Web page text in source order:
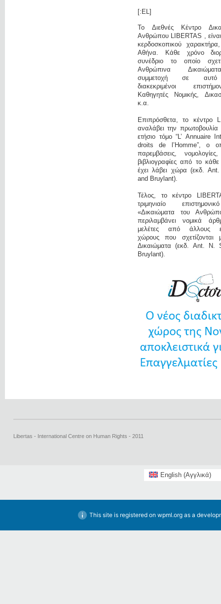
[:EL]
Το Διεθνές Κέντρο
Ανθρώπου LIBERTAS , είναι
κερδοσκοπικού
Αθήνα. Κάθε χρόνο
συνέδριο το οποίο
Ανθρώπινα
συμμετοχή σε αυτό
διακεκριμένοι
Καθηγητές Νομικής,
κ.α.
Επιπρόσθετα, το κέντρο
αναλάβει την πρωτοβουλία
ετήσιο τόμο “L’ Annuaire
droits de l’Homme”, ο
παρεμβάσεις,
βιβλιογραφίες από το
έχει λάβει χώρα (εκδ.
and Bruylant).
Τέλος, το κέντρο
τριμηνιαίο
«Δικαιώματα του
περιλαμβάνει νομικά
μελέτες από άλλους
χώρους που σχετίζονται
Δικαιώματα (εκδ. Ant. N.
Bruylant).
Libertas - International Centre on Human Rights - 2011
English(Αγγλικά)
This site is registered on wpml.orgas a